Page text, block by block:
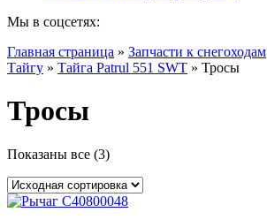
Мы в соцсетях:
Главная страница » Запчасти к снегоходам
Тайгу » Тайга Patrul 551 SWT » Тросы
Тросы
Показаны все (3)